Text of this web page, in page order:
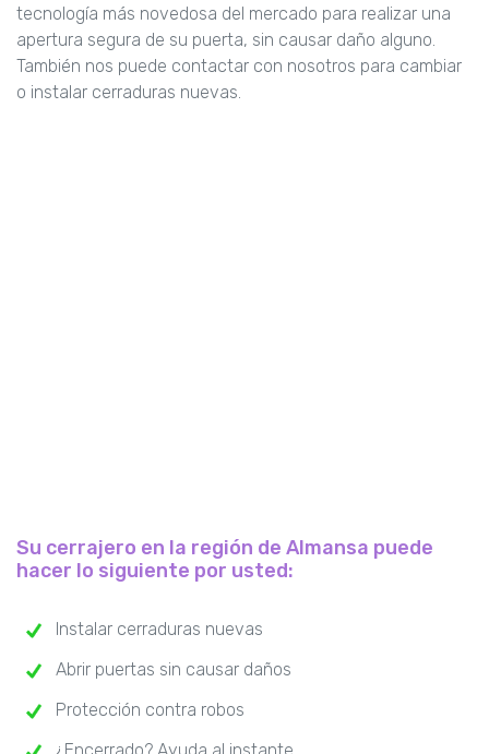
tecnología más novedosa del mercado para realizar una
apertura segura de su puerta, sin causar daño alguno.
También nos puede contactar con nosotros para cambiar
o instalar cerraduras nuevas.
Su cerrajero en la región de Almansa puede
hacer lo siguiente por usted:
Instalar cerraduras nuevas
Abrir puertas sin causar daños
Protección contra robos